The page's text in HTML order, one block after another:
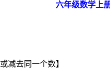
六年级数学上
减去同一个数】